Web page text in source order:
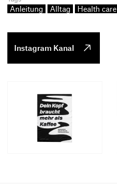
Anleitung Alltag Health care
Instagram Kanal